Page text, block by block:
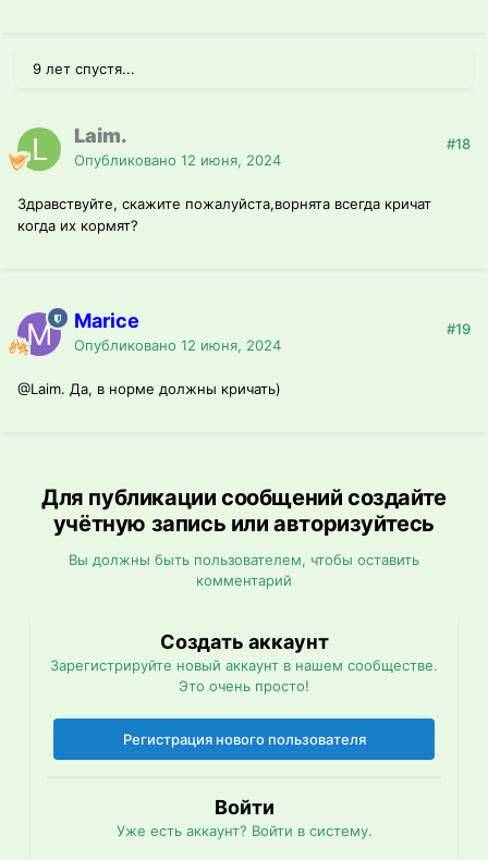
9 лет спустя...
Laim.
Опубликовано 12 июня, 2024
#18
Здравствуйте, скажите пожалуйста,ворнята всегда кричат
когда их кормят?
Marice
Опубликовано 12 июня, 2024
#19
@Laim. Да, в норме должны кричать)
Для публикации сообщений создайте
учётную запись или авторизуйтесь
Вы должны быть пользователем, чтобы оставить
комментарий
Создать аккаунт
Зарегистрируйте новый аккаунт в нашем сообществе.
Это очень просто!
Регистрация нового пользователя
Войти
Уже есть аккаунт? Войти в систему.